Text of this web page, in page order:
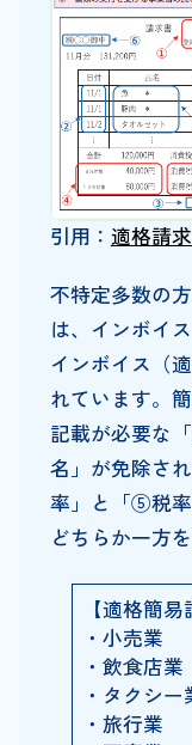
引用： 適格請
不特定多数の
は、インボイ
インボイス（
れています。
記載が必要な
名」が免除さ
率」と「⑤税
どちらか一方
【適格簡
・小売業
・飲食店業
・タクシー
・旅行業